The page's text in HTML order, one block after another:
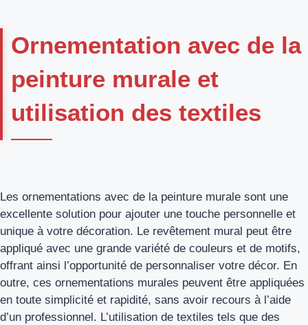
Ornementation avec de la
peinture murale et
utilisation des textiles
Les ornementations avec de la peinture murale sont une
excellente solution pour ajouter une touche personnelle et
unique à votre décoration. Le revêtement mural peut être
appliqué avec une grande variété de couleurs et de motifs,
offrant ainsi l’opportunité de personnaliser votre décor. En
outre, ces ornementations murales peuvent être appliquées
en toute simplicité et rapidité, sans avoir recours à l’aide
d’un professionnel. L’utilisation de textiles tels que des